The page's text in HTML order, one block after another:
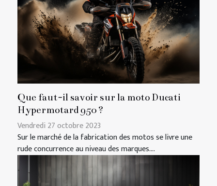
Que faut-il savoir sur la moto Ducati
Hypermotard 950 ?
Vendredi 27 octobre 2023
Sur le marché de la fabrication des motos se livre une
rude concurrence au niveau des marques....